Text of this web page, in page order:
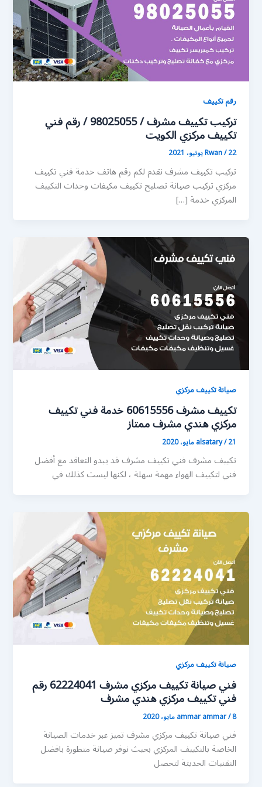
رقم تكييف
تركيب تكييف مشرف / 98025055 / رقم فني
تكييف مركزي الكويت
Rwan/22 يونيو، 2021
تركيب تكييف مشرف نقدم لكم رقم هاتف خدمة فني تكييف
مركزي تركيب صيانة تصليح تكييف مكيفات وحدات التكييف
المركزي خدمة […]
صيانة تكييف مركزي
تكييف مشرف 60615556 خدمة فني تكييف
مركزي هندي مشرف ممتاز
alsatary/21 مايو، 2020
تكييف مشرف فني تكييف مشرف قد يبدو التعاقد مع أفضل
فني لتكييف الهواء مهمة سهلة ، لكنها ليست كذلك في
صيانة تكييف مركزي
فني صيانة تكييف مركزي مشرف 62224041 رقم
فني تكييف مركزي هندي مشرف
ammar ammar/8 مايو، 2020
فني صيانة تكييف مركزي مشرف تميز عبر خدمات الصيانة
الخاصة بالتكييف المركزي بحيث نوفر صيانة متطورة بافضل
التقنيات الحديثة لتحصل